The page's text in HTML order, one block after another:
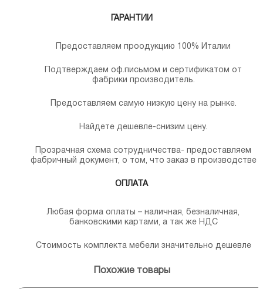
ГАРАНТИИ
Предоставляем проодукцию 100% Италии
Подтверждаем оф.письмом и сертификатом от
фабрики производитель.
Предоставляем самую низкую цену на рынке.
Найдете дешевле-снизим цену.
Прозрачная схема сотрудничества- предоставляем
фабричный документ, о том, что заказ в производстве
ОПЛАТА
Любая форма оплаты – наличная, безналичная,
банковскими картами, а так же НДС
Стоимость комплекта мебели значительно дешевле
Похожие товары